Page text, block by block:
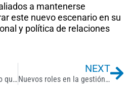
a mantenerse
este nuevo escenario en su
y política de relaciones
Descansos laborales: lo que tu empresa debe saber según la Ley Federal del Trabajo
NEXT
Nuevos roles en la gestión del talento humano 2025: claves para el éxito empresarial